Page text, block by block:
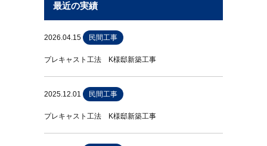
最近の実績
2026.04.15 民間工事
プレキャスト工法 K様邸新築工事
2025.12.01 民間工事
プレキャスト工法 K様邸新築工事